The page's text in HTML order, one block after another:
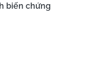
biến chứng